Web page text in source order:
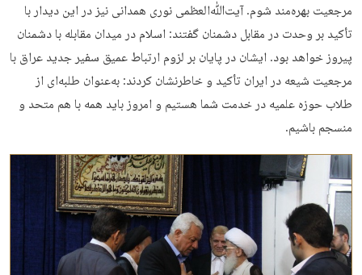
مرجعیت بهره‌مند شوم. آیت‌ﷲ‌العظمی نوری همدانی نیز در این دیدار با
تأکید بر وحدت در مقابل دشمنان گفتند: اسلام در میدان مقابله با دشمنان
پیروز خواهد بود. ایشان در پایان بر لزوم ارتباط عمیق سفیر جدید عراق با
مرجعیت شیعه در ایران تأکید و خاطرنشان کردند: به‌عنوان طلبه‌ای از
طلاب حوزه علمیه در خدمت شما هستیم و امروز باید همه با هم متحد و
منسجم باشیم.